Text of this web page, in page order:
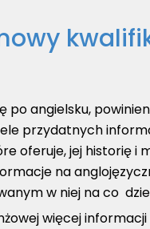
angielsku,
przydatnych
oferuje, jej historię i
na
w niej na co
więcej